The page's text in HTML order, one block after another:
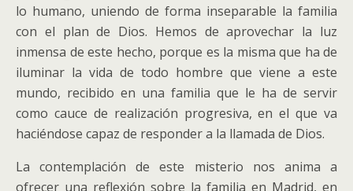
lo humano, uniendo de forma inseparable la familia
con el plan de Dios. Hemos de aprovechar la luz
inmensa de este hecho, porque es la misma que ha de
iluminar la vida de todo hombre que viene a este
mundo, recibido en una familia que le ha de servir
como cauce de realización progresiva, en el que va
haciéndose capaz de responder a la llamada de Dios.
La contemplación de este misterio nos anima a
ofrecer una reflexión sobre la familia en Madrid, en